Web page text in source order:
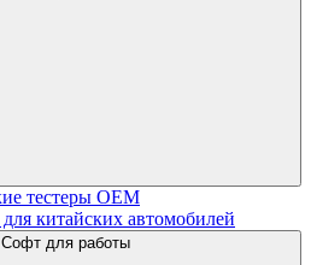
тестеры ОЕМ
китайских автомобилей
Софт для работы